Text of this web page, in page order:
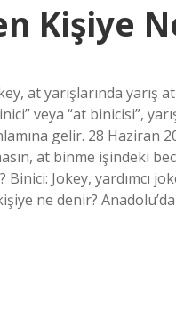
Kişiye
at yarışlarında yarış
veya “at binicisi”,
gelir. 28 Haziran
at binme işindeki
Jokey, yardımcı
ne denir?